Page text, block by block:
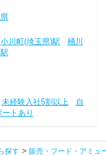
小川町(埼玉県)駅
桶川
未経験入社5割以上
自
トあり
探す 販売・フード・アミュ